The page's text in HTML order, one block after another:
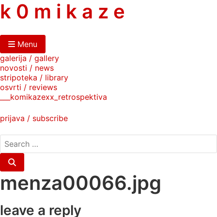
skip
to
k 0 m i k a z e
Menu
galerija / gallery
novosti / news
stripoteka / library
osvrti / reviews
___komikazexx_retrospektiva
prijava / subscribe
search
for:
Search
menza00066.jpg
leave a reply